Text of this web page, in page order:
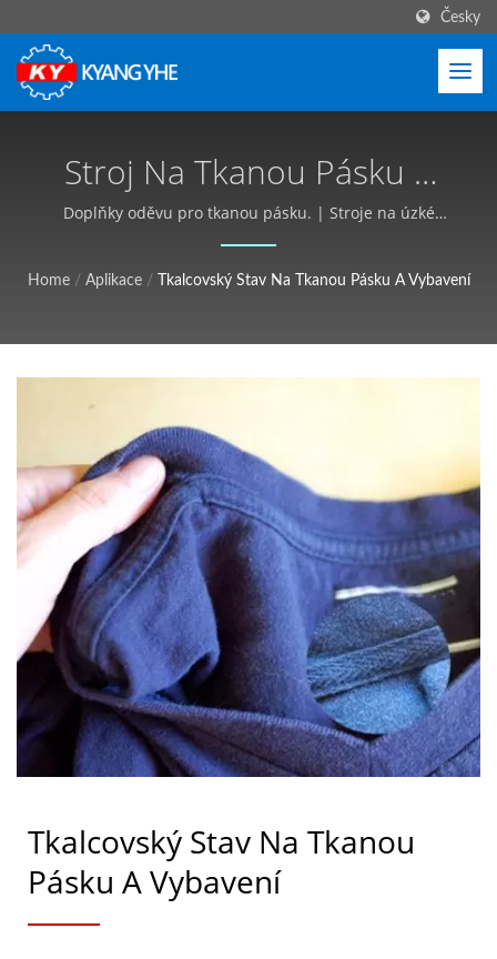
Česky
Stroj Na Tkanou Pásku A
Výrobní Řešení |
Průmyslové Textilní
Bezplatná Nabídka - Kyang
Doplňky oděvu pro tkanou pásku. | Stroje na úzké
tkaniny a štítky, globální servis - Kyang Yhe (KY)
Home / Aplikace / Tkalcovský Stav Na Tkanou Pásku A Vybavení
Tkalcovský Stav Na Tkanou
Pásku A Vybavení